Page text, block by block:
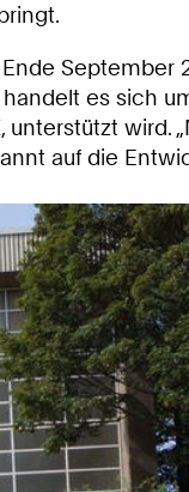
September
es sich
wird.
auf die